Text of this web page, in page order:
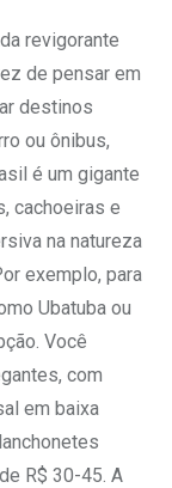
revigorante
de pensar em
destinos
ou ônibus,
é um gigante
cachoeiras e
na natureza
exemplo, para
Ubatuba ou
Você
com
em baixa
R$ 30-45. A